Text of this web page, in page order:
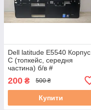
Dell latitude E5540 Корпус
C (топкейс, середня
частина) б/в #
200 ₴ 500 ₴
Купити